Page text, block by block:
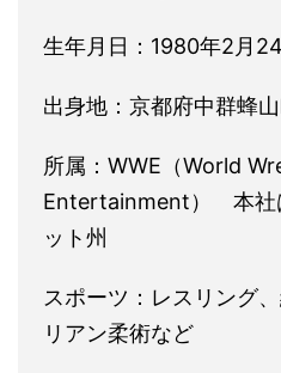
生年月日：1980年2月
出身地：京都府中群蜂
所属：WWE（World
Entertainment） 本社
ット州
スポーツ：レスリング
リアン柔術など